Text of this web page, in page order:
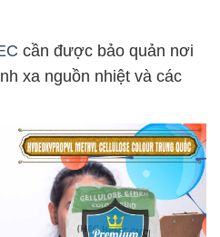
cần được bảo quản nơi
xa nguồn nhiệt và các